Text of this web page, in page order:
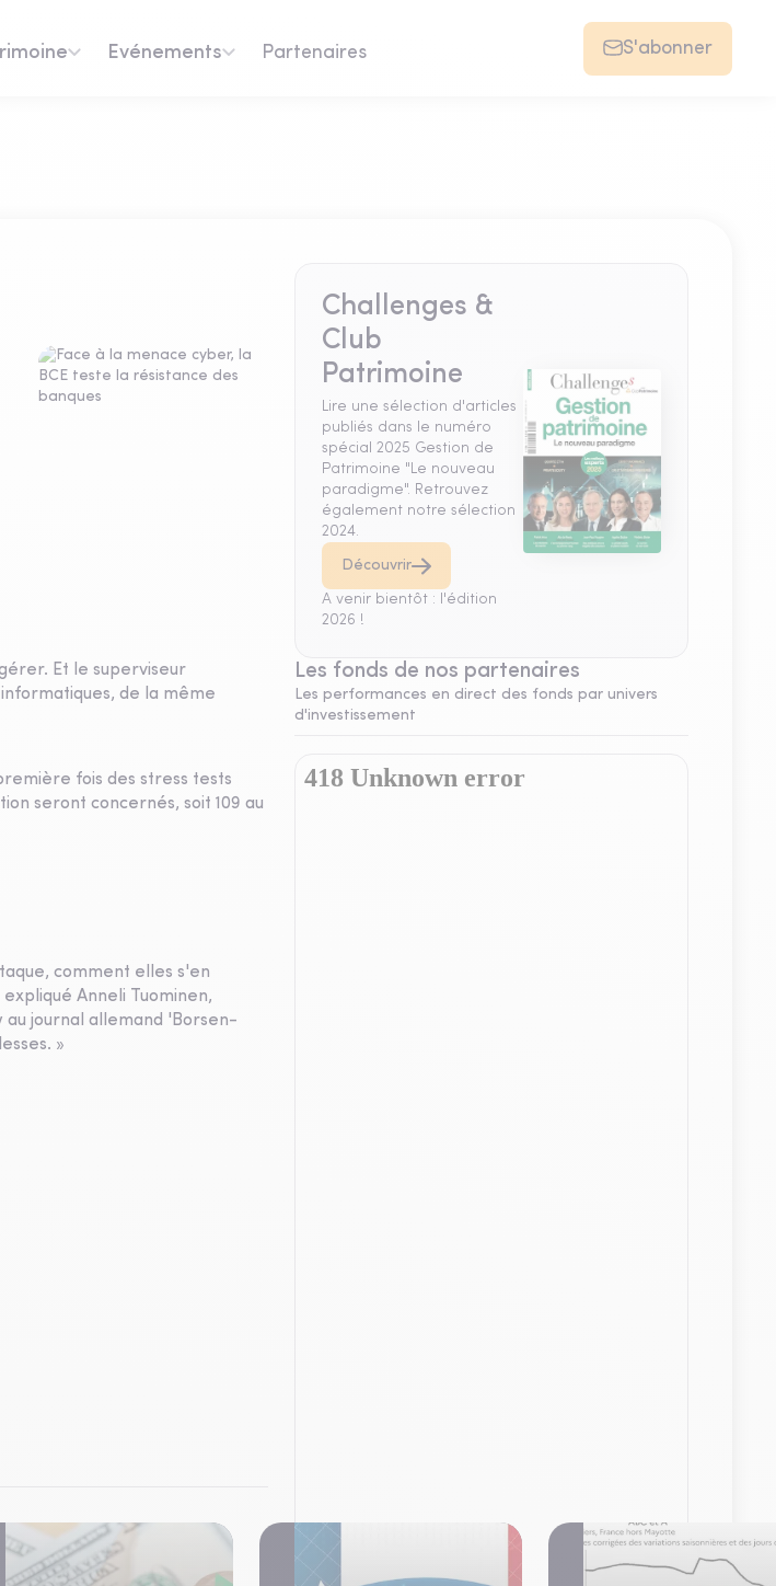
Evénements Partenaires S'abonner
Et le superviseur
de la même
fois des stress tests
seront concernés, soit 109 au
comment elles s'en
Anneli Tuominen,
au journal allemand 'Borsen-
»
Challenges &
Club
Patrimoine
Lire une sélection d'articles
publiés dans le numéro
spécial 2025 Gestion de
Patrimoine "Le nouveau
paradigme". Retrouvez
également notre sélection
2024.
Découvrir
A venir bientôt : l'édition
2026 !
Les fonds de nos partenaires
Les performances en direct des fonds par univers
d'investissement